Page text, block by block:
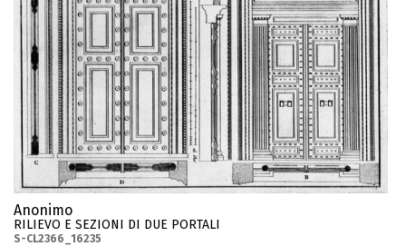
Anonimo
RILIEVO E SEZIONI DI DUE PORTALI
S-CL2366_16235